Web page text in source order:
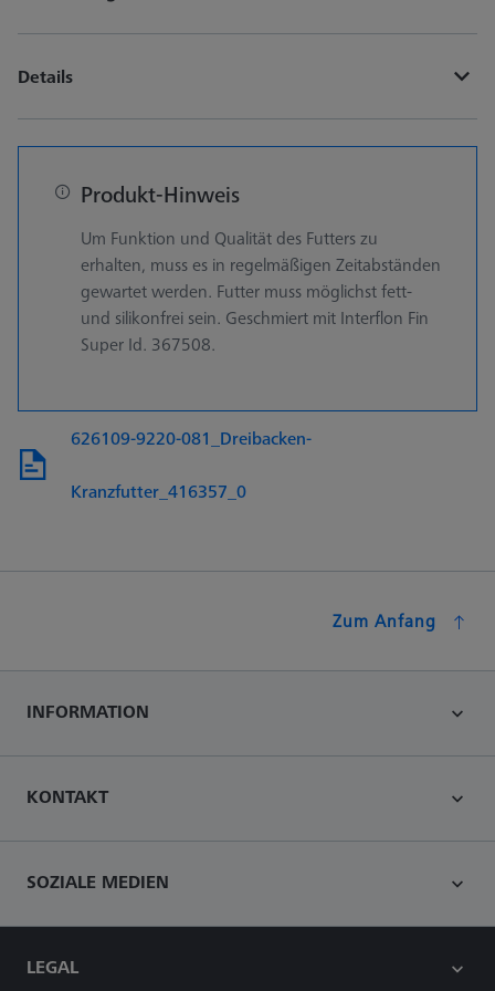
Details
Produkt-Hinweis
Um Funktion und Qualität des Futters zu
erhalten, muss es in regelmäßigen Zeitabständen
gewartet werden. Futter muss möglichst fett-
und silikonfrei sein. Geschmiert mit Interflon Fin
Super Id. 367508.
626109-9220-081_Dreibacken-
Kranzfutter_416357_0
Zum Anfang
INFORMATION
KONTAKT
SOZIALE MEDIEN
LEGAL